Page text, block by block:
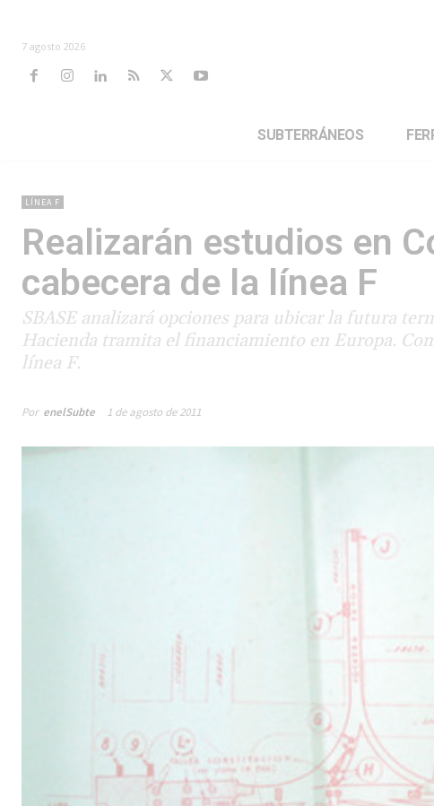
7 agosto 2026
SUBTERRÁNEOS
LÍNEA F
Realizarán estudios en
cabecera de la línea F
SBASE analizará opciones para ubicar la futura
Hacienda tramita el financiamiento en Europa.
línea F.
Por enelSubte 1 de agosto de 2011
los
la línea F